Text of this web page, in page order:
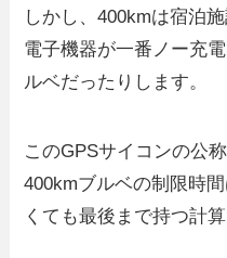
しかし、400kmは宿泊
電子機器が一番ノー充
ルベだったりします。
このGPSサイコンの公
400kmブルベの制限時
くても最後まで持つ計算